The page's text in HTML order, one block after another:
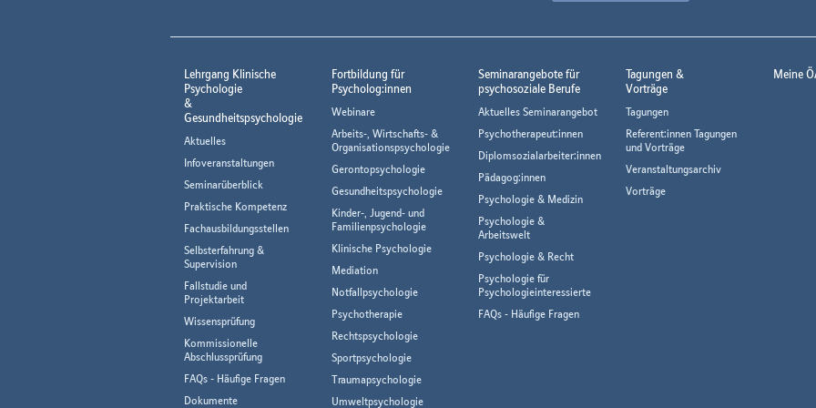
Lehrgang Klinische
Psychologie
&
Gesundheitspsychologie
Aktuelles
Infoveranstaltungen
Seminarüberblick
Praktische Kompetenz
Fachausbildungsstellen
Selbsterfahrung &
Supervision
Fallstudie und
Projektarbeit
Wissensprüfung
Kommissionelle
Abschlussprüfung
FAQs - Häufige Fragen
Dokumente
Fortbildung für
Psycholog:innen
Webinare
Arbeits-, Wirtschafts- &
Organisationspsychologie
Gerontopsychologie
Gesundheitspsychologie
Kinder-, Jugend- und
Familienpsychologie
Klinische Psychologie
Mediation
Notfallpsychologie
Psychotherapie
Rechtspsychologie
Sportpsychologie
Traumapsychologie
Umweltpsychologie
Seminarangebote für
psychosoziale Berufe
Aktuelles Seminarangebot
Psychotherapeut:innen
Diplomsozialarbeiter:innen
Pädagog:innen
Psychologie & Medizin
Psychologie &
Arbeitswelt
Psychologie & Recht
Psychologie für
Psychologieinteressierte
FAQs - Häufige Fragen
Tagungen &
Vorträge
Tagungen
Referent:innen Tagungen
und Vorträge
Veranstaltungsarchiv
Vorträge
Meine